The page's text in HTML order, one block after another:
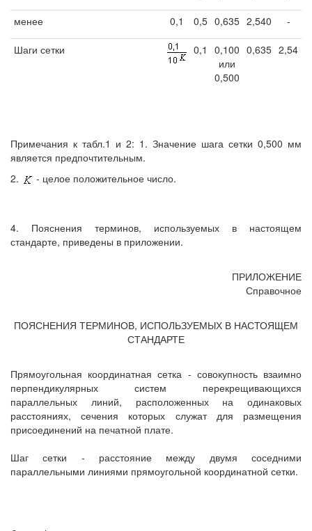
менее 0,1 0,5 0,635 2,540 -
Шаги сетки 0,1
0,100
или
0,500
0,635 2,54
Примечания к табл.1 и 2: 1. Значение шага сетки 0,500 мм
является предпочтительным.
2.
- целое положительное число.
4. Пояснения терминов, используемых в настоящем
стандарте, приведены в приложении.
ПРИЛОЖЕНИЕ
Справочное
ПОЯСНЕНИЯ ТЕРМИНОВ, ИСПОЛЬЗУЕМЫХ В НАСТОЯЩЕМ
СТАНДАРТЕ
Прямоугольная координатная сетка - совокупность взаимно
перпендикулярных систем перекрещивающихся
параллельных линий, расположенных на одинаковых
расстояниях, сечения которых служат для размещения
присоединений на печатной плате.
Шаг сетки - расстояние между двумя соседними
параллельными линиями прямоугольной координатной сетки.